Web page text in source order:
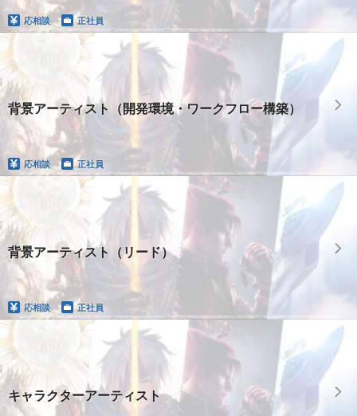
応相談 正社員
背景アーティスト（開発環境・ワークフロー構築）
応相談 正社員
背景アーティスト（リード）
応相談 正社員
キャラクターアーティスト